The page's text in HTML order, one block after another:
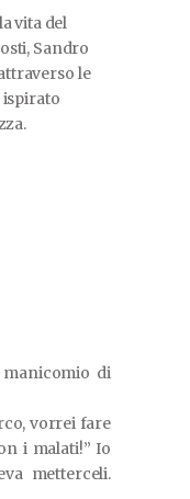
vita del
Sandro
le
ispirato
di
vorrei fare
i malati!” Io
metterceli.